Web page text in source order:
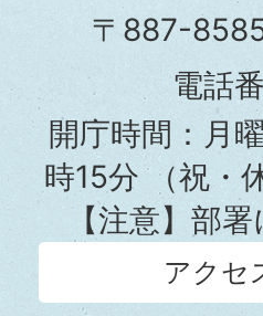
市
役
所
〒887-
電話
開庁時間：月
時15分（祝・
【注意】部
アクセ